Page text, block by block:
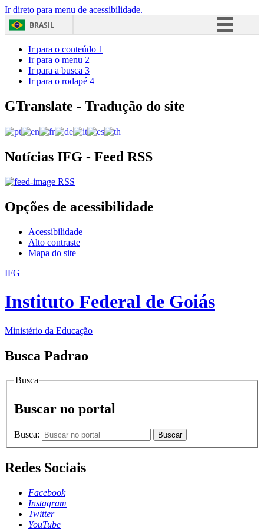
Ir direto para menu de acessibilidade.
BRASIL
Acesso à informação
Ir para o conteúdo 1
Ir para o menu 2
Ir para a busca 3
Ir para o rodapé 4
GTranslate - Tradução do site
Notícias IFG - Feed RSS
RSS
Opções de acessibilidade
Acessibilidade
Alto contraste
Mapa do site
IFG
Instituto Federal de Goiás
Ministério da Educação
Busca Padrao
Busca
Buscar no portal
Busca: Buscar
Redes Sociais
Facebook
Instagram
Twitter
YouTube